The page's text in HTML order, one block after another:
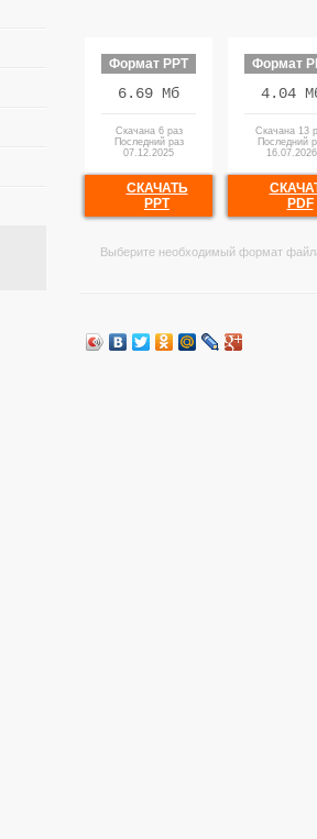
Формат PPT
6.69 Мб
Скачана 6 раз
Последний раз
07.12.2025
СКАЧАТЬ
PPT
Формат
4.04
Скачана 13
Последний
16.07.2026
PDF
Выберите необходимый формат